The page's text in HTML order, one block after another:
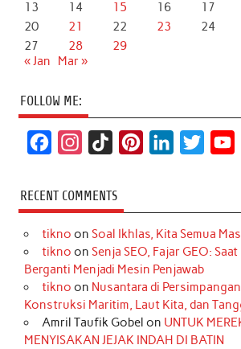
13
14 15 16 17
20
21 22 23 24
27
28
29
« Jan
Mar »
FOLLOW ME:
c
e
b
o
k
s
t
a
r
a
m
k
T
o
k
t
e
r
e
s
t
k
e
d
I
n
t
t
r
T
e
RECENT COMMENTS
tikno on Soal Ikhlas, Kita Semua
tikno on Senja SEO, Fajar GEO:
Berganti Menjadi Mesin Penjawab
tikno on Nusantara di
Konstruksi Maritim, Laut Kita, dan
Amril Taufik Gobel on UNTUK
MENYISAKAN JEJAK INDAH DI BATIN